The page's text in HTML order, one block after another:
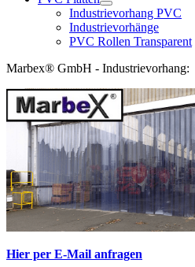
Industrievorhang PVC
Industrievorhänge
PVC Rollen Transparent
Marbex® GmbH - Industrievorhang:
Hier per E-Mail anfragen